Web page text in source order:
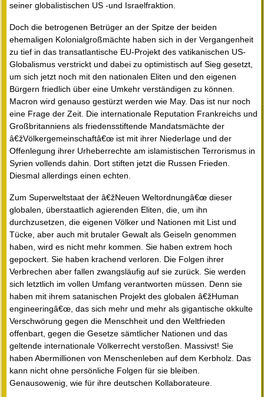
seiner globalistischen US -und Israelfraktion.
Doch die betrogenen Betrüger an der Spitze der beiden
ehemaligen Kolonialgroßmächte haben sich in der Vergangenheit
zu tief in das transatlantische EU-Projekt des vatikanischen US-
Globalismus verstrickt und dabei zu optimistisch auf Sieg gesetzt,
um sich jetzt noch mit den nationalen Eliten und den eigenen
Bürgern friedlich über eine Umkehr verständigen zu können.
Macron wird genauso gestürzt werden wie May. Das ist nur noch
eine Frage der Zeit. Die internationale Reputation Frankreichs und
Großbritanniens als friedensstiftende Mandatsmächte der
â€žVölkergemeinschaftâ€œ ist mit ihrer Niederlage und der
Offenlegung ihrer Urheberrechte am islamistischen Terrorismus in
Syrien vollends dahin. Dort stiften jetzt die Russen Frieden.
Diesmal allerdings einen echten.
Zum Superweltstaat der â€žNeuen Weltordnungâ€œ dieser
globalen, überstaatlich agierenden Eliten, die, um ihn
durchzusetzen, die eigenen Völker und Nationen mit List und
Tücke, aber auch mit brutaler Gewalt als Geiseln genommen
haben, wird es nicht mehr kommen. Sie haben extrem hoch
gepockert. Sie haben krachend verloren. Die Folgen ihrer
Verbrechen aber fallen zwangsläufig auf sie zurück. Sie werden
sich letztlich im vollen Umfang verantworten müssen. Denn sie
haben mit ihrem satanischen Projekt des globalen â€žHuman
engineeringâ€œ, das sich mehr und mehr als gigantische okkulte
Verschwörung gegen die Menschheit und den Weltfrieden
offenbart, gegen die Gesetze sämtlicher Nationen und das
geltende internationale Völkerrecht verstoßen. Massivst! Sie
haben Abermillionen von Menschenleben auf dem Kerbholz. Das
kann nicht ohne persönliche Folgen für sie bleiben.
Genausowenig, wie für ihre deutschen Kollaborateure.